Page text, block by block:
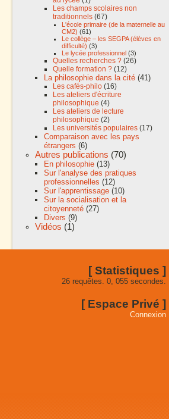
Les champs scolaires non
traditionnels (67)
L'école primaire (de la maternelle au
CM2) (61)
Le collège – les SEGPA (élèves en
difficulté) (3)
Le lycée professionnel (3)
Quelles recherches ? (26)
Quelle formation ? (12)
La philosophie dans la cité (41)
Les cafés-philo (16)
Les ateliers d'écriture
philosophique (4)
Les ateliers de lecture
philosophique (2)
Les universités populaires (17)
Comparaison avec les pays
étrangers (6)
Autres publications (70)
En philosophie (13)
Sur l'analyse des pratiques
professionnelles (12)
Sur l'apprentissage (10)
Sur la socialisation et la
citoyenneté (27)
Divers (9)
Vidéos (1)
[ Statistiques ]
26 requêtes. 0, 055 secondes.
[ Espace Privé ]
Connexion